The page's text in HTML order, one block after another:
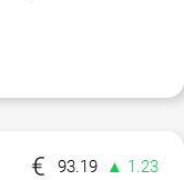
93.19
▲ 1.23